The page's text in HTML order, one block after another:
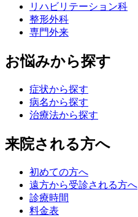
リハビリテーション科
整形外科
専門外来
お悩みから探す
症状から探す
病名から探す
治療法から探す
来院される方へ
初めての方へ
遠方から受診される方へ
診療時間
料金表